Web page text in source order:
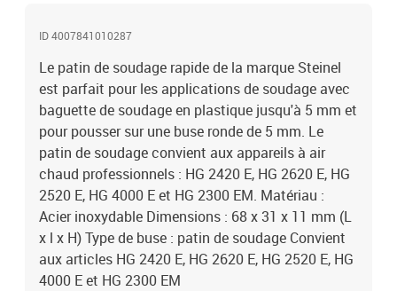
ID 4007841010287
Le patin de soudage rapide de la marque Steinel
est parfait pour les applications de soudage avec
baguette de soudage en plastique jusqu'à 5 mm et
pour pousser sur une buse ronde de 5 mm. Le
patin de soudage convient aux appareils à air
chaud professionnels : HG 2420 E, HG 2620 E, HG
2520 E, HG 4000 E et HG 2300 EM. Matériau :
Acier inoxydable Dimensions : 68 x 31 x 11 mm (L
x l x H) Type de buse : patin de soudage Convient
aux articles HG 2420 E, HG 2620 E, HG 2520 E, HG
4000 E et HG 2300 EM